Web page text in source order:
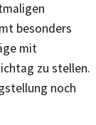
besonders
mit
zu stellen.
noch